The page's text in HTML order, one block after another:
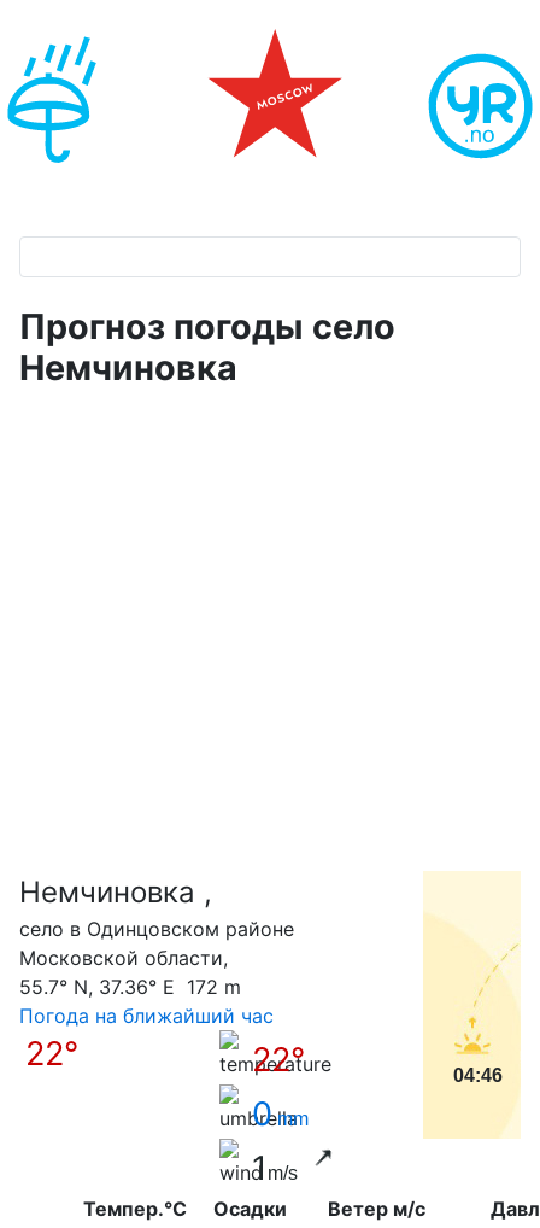
Прогноз погоды село
Немчиновка
Немчиновка ,
село в Одинцовском районе
Московской области,
55.7° N, 37.36° E 172 m
Погода на ближайший час
22°
22°
0mm
1 m/s
04:46
Темпер.°C Осадки Ветер м/с